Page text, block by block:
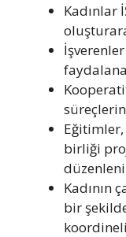
Kadınlar
birliği
Kadının
bir